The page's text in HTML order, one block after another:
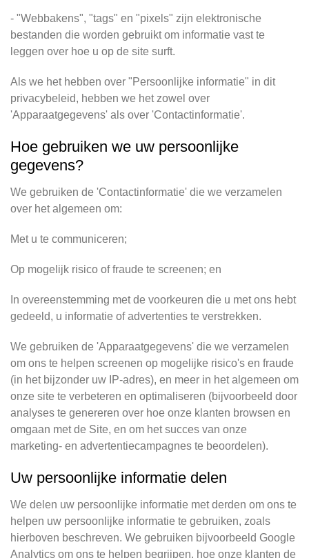
- "Webbakens", "tags" en "pixels" zijn elektronische
bestanden die worden gebruikt om informatie vast te
leggen over hoe u op de site surft.
Als we het hebben over "Persoonlijke informatie" in dit
privacybeleid, hebben we het zowel over
'Apparaatgegevens' als over 'Contactinformatie'.
Hoe gebruiken we uw persoonlijke
gegevens?
We gebruiken de 'Contactinformatie' die we verzamelen
over het algemeen om:
Met u te communiceren;
Op mogelijk risico of fraude te screenen; en
In overeenstemming met de voorkeuren die u met ons hebt
gedeeld, u informatie of advertenties te verstrekken.
We gebruiken de 'Apparaatgegevens' die we verzamelen
om ons te helpen screenen op mogelijke risico's en fraude
(in het bijzonder uw IP-adres), en meer in het algemeen om
onze site te verbeteren en optimaliseren (bijvoorbeeld door
analyses te genereren over hoe onze klanten browsen en
omgaan met de Site, en om het succes van onze
marketing- en advertentiecampagnes te beoordelen).
Uw persoonlijke informatie delen
We delen uw persoonlijke informatie met derden om ons te
helpen uw persoonlijke informatie te gebruiken, zoals
hierboven beschreven. We gebruiken bijvoorbeeld Google
Analytics om ons te helpen begrijpen, hoe onze klanten de